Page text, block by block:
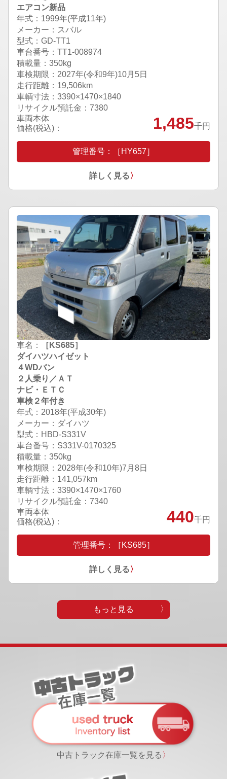
エアコン新品
年式：1999年(平成11年)
メーカー：スバル
型式：GD-TT1
車台番号：TT1-008974
積載量：350kg
車検期限： 2027年(令和9年)10月5日
走行距離：19,506km
車輌寸法：3390×1470×1840
リサイクル預託金：7380
車両本体
価格(税込)：
1,485千円
管理番号：［HY657］
詳しく見る〉
車名：
［KS685］
ダイハツハイゼット
４WDバン
２人乗り／ＡＴ
ナビ・ＥＴＣ
車検２年付き
年式：2018年(平成30年)
メーカー：ダイハツ
型式：HBD-S331V
車台番号：S331V-0170325
積載量：350kg
車検期限： 2028年(令和10年)7月8日
走行距離：141,057km
車輌寸法：3390×1470×1760
リサイクル預託金：7340
車両本体
価格(税込)：
440千円
管理番号：［KS685］
詳しく見る〉
もっと見る
中古トラック在庫一覧を見る 〉